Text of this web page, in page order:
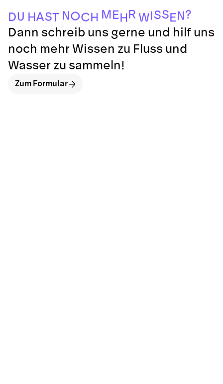
DU HAST N OCH MEHR W SSE N ?
Dann schreib uns gerne und hilf uns
noch mehr Wissen zu Fluss und
Wasser zu sammeln!
Zum Formular